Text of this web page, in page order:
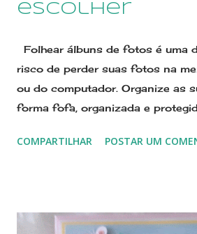
escolher
Folhear álbuns de fotos é uma
risco de perder suas fotos na
ou do computador. Organize as
forma fofa, organizada e
Scraperia Amor no Papel,
personalizado para menina, em
COMPARTILHAR POSTAR UM